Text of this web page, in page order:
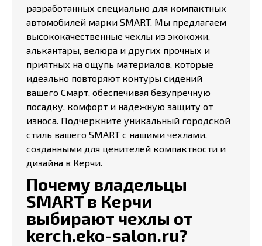
разработанных специально для компактных
автомобилей марки SMART. Мы предлагаем
высококачественные чехлы из экокожи,
алькантары, велюра и других прочных и
приятных на ощупь материалов, которые
идеально повторяют контуры сидений
вашего Смарт, обеспечивая безупречную
посадку, комфорт и надежную защиту от
износа. Подчеркните уникальный городской
стиль вашего SMART с нашими чехлами,
созданными для ценителей компактности и
дизайна в Керчи.
Почему владельцы
SMART в Керчи
выбирают чехлы от
kerch.eko-salon.ru?